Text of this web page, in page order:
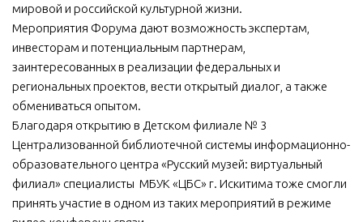
МБУ Парк культуры и отдыха им. И.В. Коротеева
ДК «Россия»
Независимая оценка качества
Контакты
мировой и российской культурной жизни.
Мероприятия Форума дают возможность экспертам,
инвесторам и потенциальным партнерам,
заинтересованных в реализации федеральных и
региональных проектов, вести открытый диалог, а также
обмениваться опытом.
Благодаря открытию в Детском филиале № 3
Централизованной библиотечной системы информационно-
образовательного центра «Русский музей: виртуальный
филиал» специалисты МБУК «ЦБС» г. Искитима тоже смогли
принять участие в одном из таких мероприятий в режиме